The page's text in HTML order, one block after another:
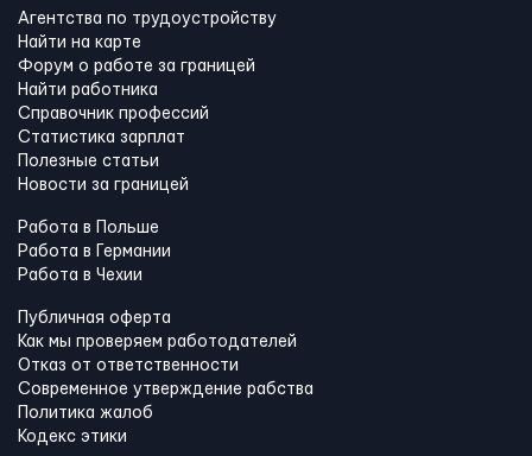
Агентства по трудоустройству
Найти на карте
Форум о работе за границей
Найти работника
Справочник профессий
Статистика зарплат
Полезные статьи
Новости за границей
Работа в Польше
Работа в Германии
Работа в Чехии
Публичная оферта
Как мы проверяем работодателей
Отказ от ответственности
Современное утверждение рабства
Политика жалоб
Кодекс этики